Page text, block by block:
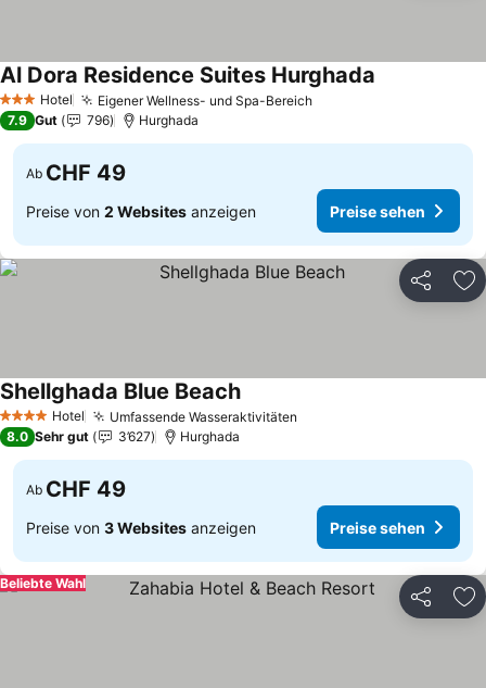
3 SterneHotel Eigener Wellness- und Spa-Bereich
Al Dora Residence Suites Hurghada
7.9 Gut 796 Hurghada
Ab CHF 49
Preise von 2 Websites anzeigen Preise sehen
Teilen
4 Sterne Hotel Umfassende Wasseraktivitäten
Shellghada Blue Beach
8.0 Sehr gut 3’627 Hurghada
Ab CHF 49
Preise von 3 Websites anzeigen Preise sehen
Teilen
Beliebte Wahl